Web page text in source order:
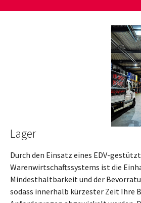
Lager
Durch den Einsatz eines EDV-
Warenwirtschaftssystems ist die
Mindesthaltbarkeit und der
sodass innerhalb kürzester Zeit Ihre